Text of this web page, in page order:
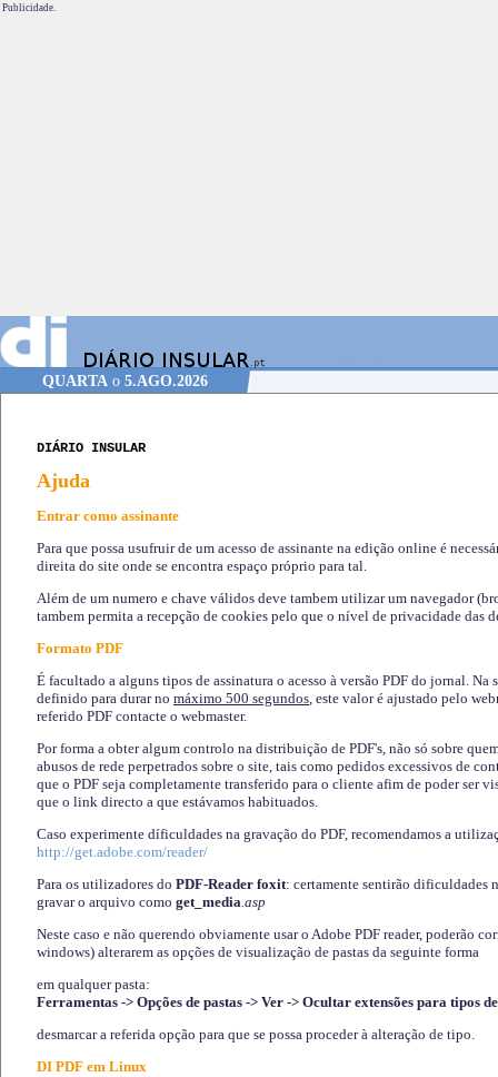
Publicidade.
QUARTA o 5.AGO.2026
DIÁRIO INSULAR
Ajuda
Entrar como assinante
Para que possa usufruir de um acesso de assinante na edição online é
direita do site onde se encontra espaço próprio para tal.
Além de um numero e chave válidos deve tambem utilizar um navegador
tambem permita a recepção de cookies pelo que o nível de privacidade das
Formato PDF
É facultado a alguns tipos de assinatura o acesso à versão PDF do jornal. Na
definido para durar no máximo 500 segundos, este valor é ajustado pelo
referido PDF contacte o webmaster.
Por forma a obter algum controlo na distribuição de PDF's, não só sobre
abusos de rede perpetrados sobre o site, tais como pedidos excessivos de
que o PDF seja completamente transferido para o cliente afim de poder ser
que o link directo a que estávamos habituados.
Caso experimente díficuldades na gravação do PDF, recomendamos a
http://get.adobe.com/reader/
Para os utilizadores do PDF-Reader foxit: certamente sentirão dificuldades
gravar o arquivo como get_media.asp
Neste caso e não querendo obviamente usar o Adobe PDF reader, poderão
windows) alterarem as opções de visualização de pastas da seguinte forma
em qualquer pasta:
Ferramentas -> Opções de pastas -> Ver -> Ocultar extensões para tipos
desmarcar a referida opção para que se possa proceder à alteração de tipo.
DI PDF em Linux